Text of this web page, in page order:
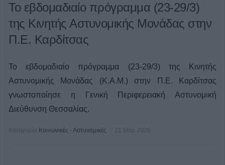
Το εβδομαδιαίο πρόγραμμα (23-29/3)
της Κινητής Αστυνομικής Μονάδας στην
Π.Ε. Καρδίτσας
Το εβδομαδιαίο πρόγραμμα (23-29/3) της Κινητής
Αστυνομικής Μονάδας (Κ.Α.Μ.) στην Π.Ε. Καρδίτσας
γνωστοποίησε η Γενική Περιφερειακή Αστυνομική
Διεύθυνση Θεσσαλίας.
Κατηγορία Κοινωνικές - Αστυνομικές 21 Μαρ 2026